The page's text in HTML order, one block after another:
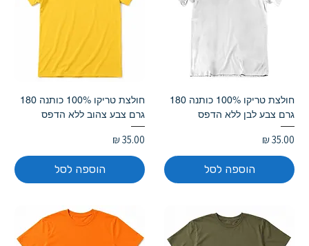
חולצת טריקו 100% כותנה 180
גרם צבע לבן ללא הדפס
מחיר
הוספה לסל
חולצת טריקו 100% כותנה 180
גרם צבע צהוב ללא הדפס
מחיר
הוספה לסל